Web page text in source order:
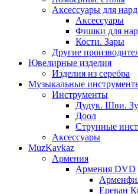
Аксессуары для нард
Аксессуары
Фишки для
Кости. Зары
Другие
Ювелирные изделия
Изделия из серебра
Музыкальные
Инструменты
Дудук. Шви.
Доол
Струнные
Аксессуары
MuzKavkaz
Армения
Армения DVD
Ереван